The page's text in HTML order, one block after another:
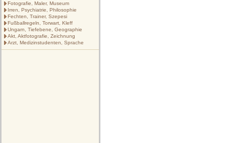
Fotografie, Maler, Museum
Irren, Psychiatrie, Philosophie
Fechten, Trainer, Szepesi
Fußballregeln, Torwart, Kleff
Ungarn, Tiefebene, Geographie
Akt, Aktfotografie, Zeichnung
Arzt, Medizinstudenten, Sprache